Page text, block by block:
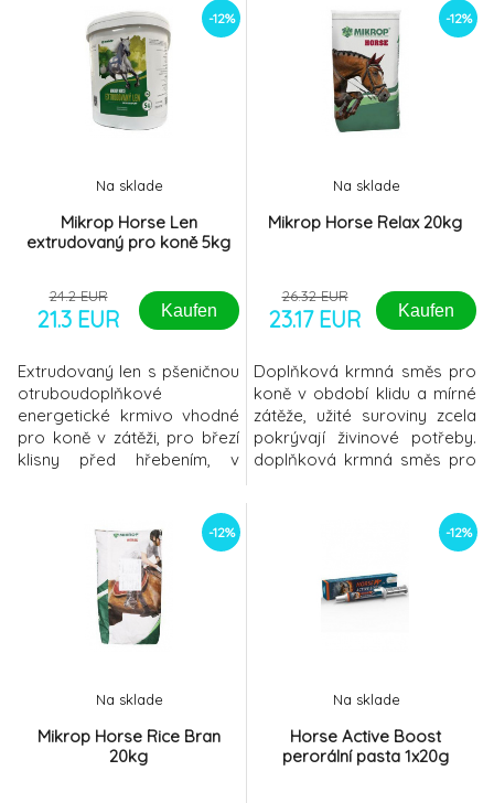
(Omega-3 mastné kyseliny),
tužebník, kurkuma posílení
imunity a kvality
srsti DERMA PLUS je
doplňkové krmivo speciálně
navržené pro snížení
vzniku kolikových křečí -
-12%
Mikrop Horse Len
extrudovaný pro koně 5kg
Na sklade
24.2 EUR
21.3 EUR Kaufen
Extrudovaný len s pšeničnou
otruboudoplňkové
energetické krmivo vhodné
pro koně v zátěži, pro březí
klisny před hřebením, v
obsažené v krmivu působí
dieteticky a velmi příznivě na
činnost trávicího traktu koní
Dávkování:150 g/kus a
denurčeno pro přímé
zkrmování nebo výrobu
-12%
Mikrop Horse Relax 20kg
Na sklade
26.32 EUR
23.17 EUR Kaufen
Doplňková krmná směs pro
koně v období klidu a mírné
zátěže, užité suroviny zcela
pokrývají živinové potřeby.
doplňková krmná směs pro
zcela pokrývají živinové
potřebybez ovsa Krmný
návodKrmivo RELAX
dávkujte samostatně nebo v
-12%
Mikrop Horse Rice Bran
20kg
Na sklade
-12%
Horse Active Boost
perorální pasta 1x20g
Na sklade